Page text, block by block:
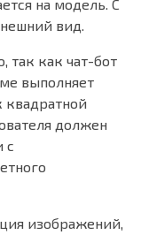
на модель. С
вид.
так как чат-бот
выполняет
квадратной
должен
с
изображений,